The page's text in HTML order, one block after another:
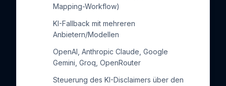
Mapping-Workflow)
KI-Fallback mit mehreren
Anbietern/Modellen
OpenAI, Anthropic Claude, Google
Gemini, Groq, OpenRouter
Steuerung des KI-Disclaimers über den